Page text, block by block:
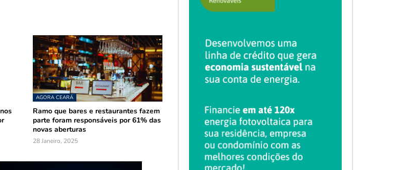
AGORA CEARÁ
Ramo que bares e restaurantes fazem
parte foram responsáveis por 61% das
novas aberturas
28 Janeiro, 2025